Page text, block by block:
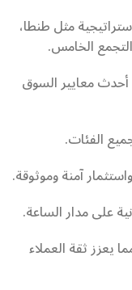
مثل طنطا،
الخامس.
معايير السوق
الفئات.
آمنة وموثوقة.
على مدار الساعة.
يعزز ثقة العملاء